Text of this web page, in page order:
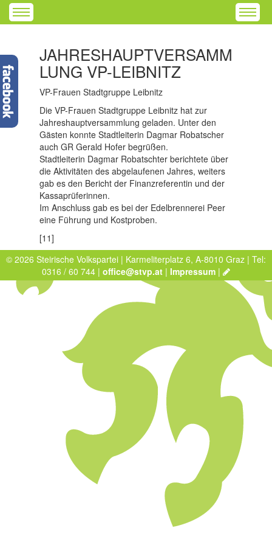
JAHRESHAUPTVERSAMM
LUNG VP-LEIBNITZ
VP-Frauen Stadtgruppe Leibnitz
Die VP-Frauen Stadtgruppe Leibnitz hat zur
Jahreshauptversammlung geladen. Unter den
Gästen konnte Stadtleiterin Dagmar Robatscher
auch GR Gerald Hofer begrüßen.
Stadtleiterin Dagmar Robatschter berichtete über
die Aktivitäten des abgelaufenen Jahres, weiters
gab es den Bericht der Finanzreferentin und der
Kassaprüferinnen.
Im Anschluss gab es bei der Edelbrennerei Peer
eine Führung und Kostproben.
[11]
© 2026 Steirische Volkspartei | Karmeliterplatz 6, A-8010 Graz | Tel:
0316 / 60 744 | office@stvp.at | Impressum |